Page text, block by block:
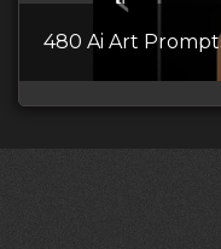
480 Ai Art